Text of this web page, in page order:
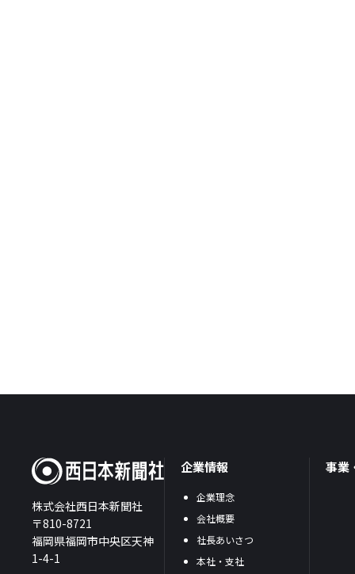
株式会社西日本新聞社
〒810-8721
福岡県福岡市中央区天神
1-4-1
企業情報
企業理念
会社概要
社長あいさつ
本社・支社
事業